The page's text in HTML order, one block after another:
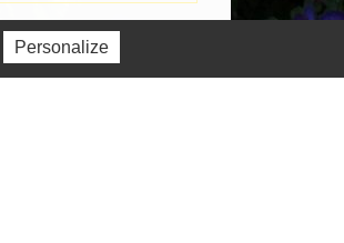
sur cette page
Personalize